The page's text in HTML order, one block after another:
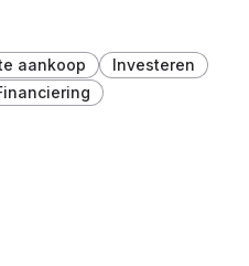
aankoop
Investeren